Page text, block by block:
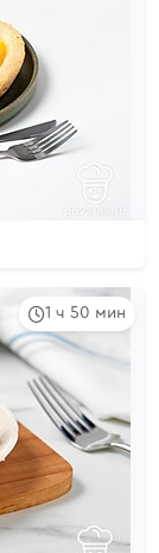
1 ч 50 мин